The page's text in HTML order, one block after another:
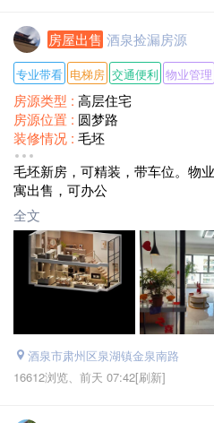
房屋出售 酒泉捡漏房源
专业带看 电梯房 交通便利 物业管理
房源类型 : 高层住宅
房源位置 : 圆梦路
装修情况 : 毛坯
面积 :
售价 :4199元/㎡
毛坯新房，可精装，带车位。物
寓出售，可办公
全文
酒泉市肃州区泉湖镇金泉南路
16612浏览、 前天 07:42[刷新]